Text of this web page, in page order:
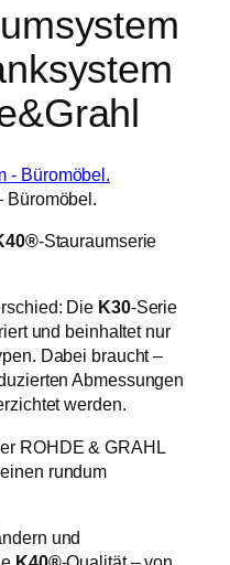
Büromöbel.
-Stauraumserie
Die K30-Serie
und beinhaltet nur
Dabei braucht –
Abmessungen
werden.
ROHDE & GRAHL
rundum
und